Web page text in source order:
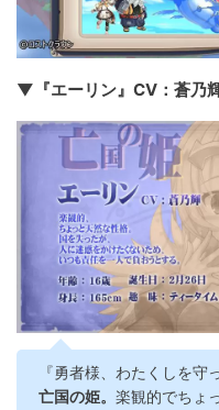
▼『エーリン』CV：蒼乃
『勇者様、わたくしを守
亡国の姫。 楽観的でちょ